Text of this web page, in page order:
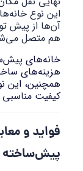
این نوع
آن‌ها از پیش
هم متصل
خانه‌های
هزینه‌های
همچنین، این
کیفیت مناسبی
فواید و
پیش‌ساخته